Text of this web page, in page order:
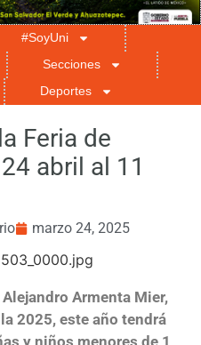
#SoyUni
Secciones
Deportes
Feria de
abril al 11
marzo 24, 2025
Armenta Mier,
2025, este año tendrá
y niños menores de 1